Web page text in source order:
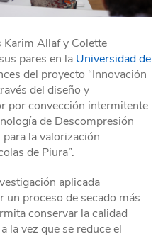
Karim Allaf y Colette
pares en la Universidad de
del proyecto “Innovación
del diseño y
por convección intermitente
de Descompresión
la valorización
de Piura”.
aplicada
proceso de secado más
conservar la calidad
la vez que se reduce el